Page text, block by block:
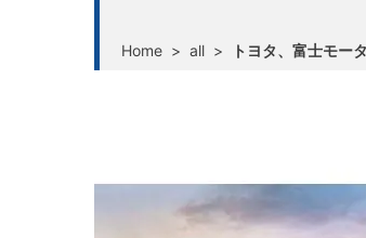
Home > all > トヨタ、富士モー